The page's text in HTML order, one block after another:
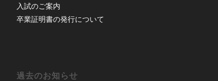
入試のご案内
卒業証明書の発行について
過去のお知らせ